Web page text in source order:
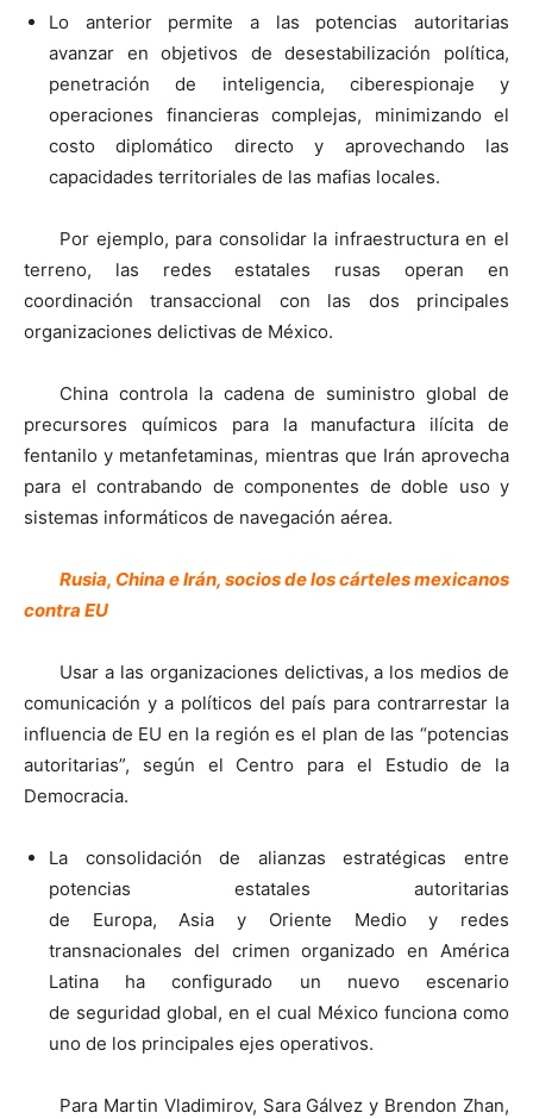
Lo anterior permite a las potencias autoritarias
avanzar en objetivos de desestabilización política,
penetración de inteligencia, ciberespionaje y
operaciones financieras complejas, minimizando el
costo diplomático directo y aprovechando las
capacidades territoriales de las mafias locales.
Por ejemplo, para consolidar la infraestructura en el
terreno, las redes estatales rusas operan en
coordinación transaccional con las dos principales
organizaciones delictivas de México.
China controla la cadena de suministro global de
precursores químicos para la manufactura ilícita de
fentanilo y metanfetaminas, mientras que Irán aprovecha
para el contrabando de componentes de doble uso y
sistemas informáticos de navegación aérea.
Rusia, China e Irán, socios de los cárteles mexicanos
contra EU
Usar a las organizaciones delictivas, a los medios de
comunicación y a políticos del país para contrarrestar la
influencia de EU en la región es el plan de las “potencias
autoritarias”, según el Centro para el Estudio de la
Democracia.
La consolidación de alianzas estratégicas entre
potencias estatales autoritarias
de Europa, Asia y Oriente Medio y redes
transnacionales del crimen organizado en América
Latina ha configurado un nuevo escenario
de seguridad global, en el cual México funciona como
uno de los principales ejes operativos.
Para Martin Vladimirov, Sara Gálvez y Brendon Zhan,